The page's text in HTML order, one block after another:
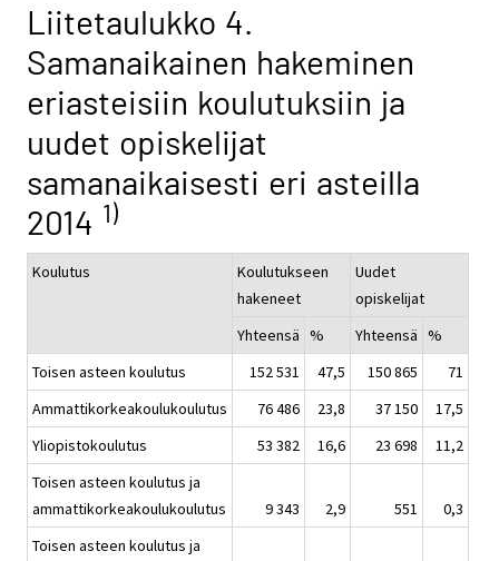
Liitetaulukko 4.
Samanaikainen hakeminen
eriasteisiin koulutuksiin ja
uudet opiskelijat
samanaikaisesti eri asteilla
2014 1)
Koulutus
Koulutukseen
hakeneet
Uudet
opiskelijat
Yhteensä % Yhteensä %
Toisen asteen koulutus
152 531 47,5 150 865
71
Ammattikorkeakoulukoulutus
76 486 23,8 37 150
17,5
Yliopistokoulutus
53 382 16,6 23 698
11,2
Toisen asteen koulutus ja
ammattikorkeakoulukoulutus
9 343 2,9 551
0,3
Toisen asteen koulutus ja